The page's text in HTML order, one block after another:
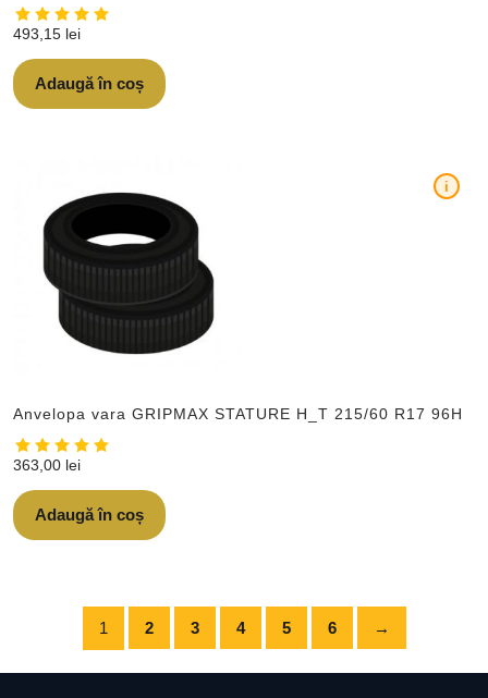
493,15 lei
Adaugă în coș
Anvelopa vara GRIPMAX STATURE H_T 215/60 R17 96H
i
363,00 lei
Adaugă în coș
1 2 3 4 5 6 →